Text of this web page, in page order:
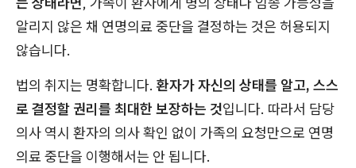
알리지 않은 채 연명의료 중단을 결정하는 것은 허용되지
않습니다.
법의 취지는 명확합니다. 환자가 자신의 상태를 알고, 스스
로 결정할 권리를 최대한 보장하는 것입니다. 따라서 담당
의사 역시 환자의 의사 확인 없이 가족의 요청만으로 연명
의료 중단을 이행해서는 안 됩니다.